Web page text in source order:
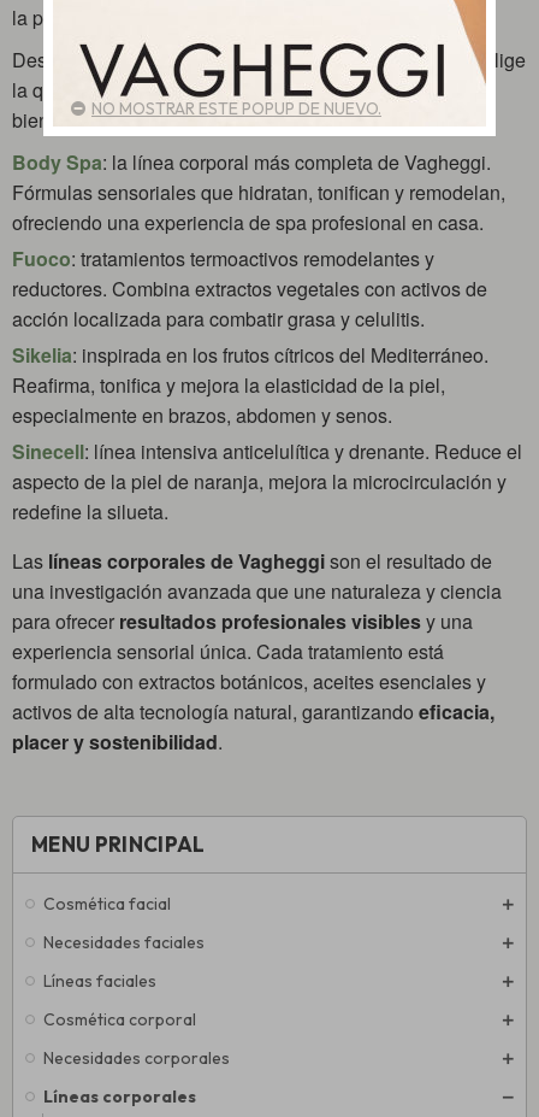
MENU PRINCIPAL
Cosmética facial
Necesidades faciales
Líneas faciales
Cosmética corporal
Necesidades corporales
Líneas corporales
la piel.
Descubre las líneas más emblemáticas deVagheggi
y elige
la que mejor se adapta a tus objetivos de belleza y
bienestar:
Body Spa: la línea corporal más completa de Vagheggi.
Fórmulas sensoriales que hidratan, tonifican y remodelan,
ofreciendo una experiencia de spa profesional en casa.
Fuoco: tratamientos termoactivos remodelantes y
reductores. Combina extractos vegetales con activos de
acción localizada para combatir grasa y celulitis.
Sikelia: inspirada en los frutos cítricos del Mediterráneo.
Reafirma, tonifica y mejora la elasticidad de la piel,
especialmente en brazos, abdomen y senos.
Sinecell: línea intensiva anticelulítica y drenante. Reduce el
aspecto de la piel de naranja, mejora la microcirculación y
redefine la silueta.
Las líneas corporales de Vagheggison el resultado de
una investigación avanzada que une naturaleza y ciencia
para ofrecer resultados profesionales visiblesy una
experiencia sensorial única. Cada tratamiento está
formulado con extractos botánicos, aceites esenciales y
activos de alta tecnología natural, garantizando eficacia,
placer y sostenibilidad.
NO MOSTRAR ESTE POPUP DE NUEVO.